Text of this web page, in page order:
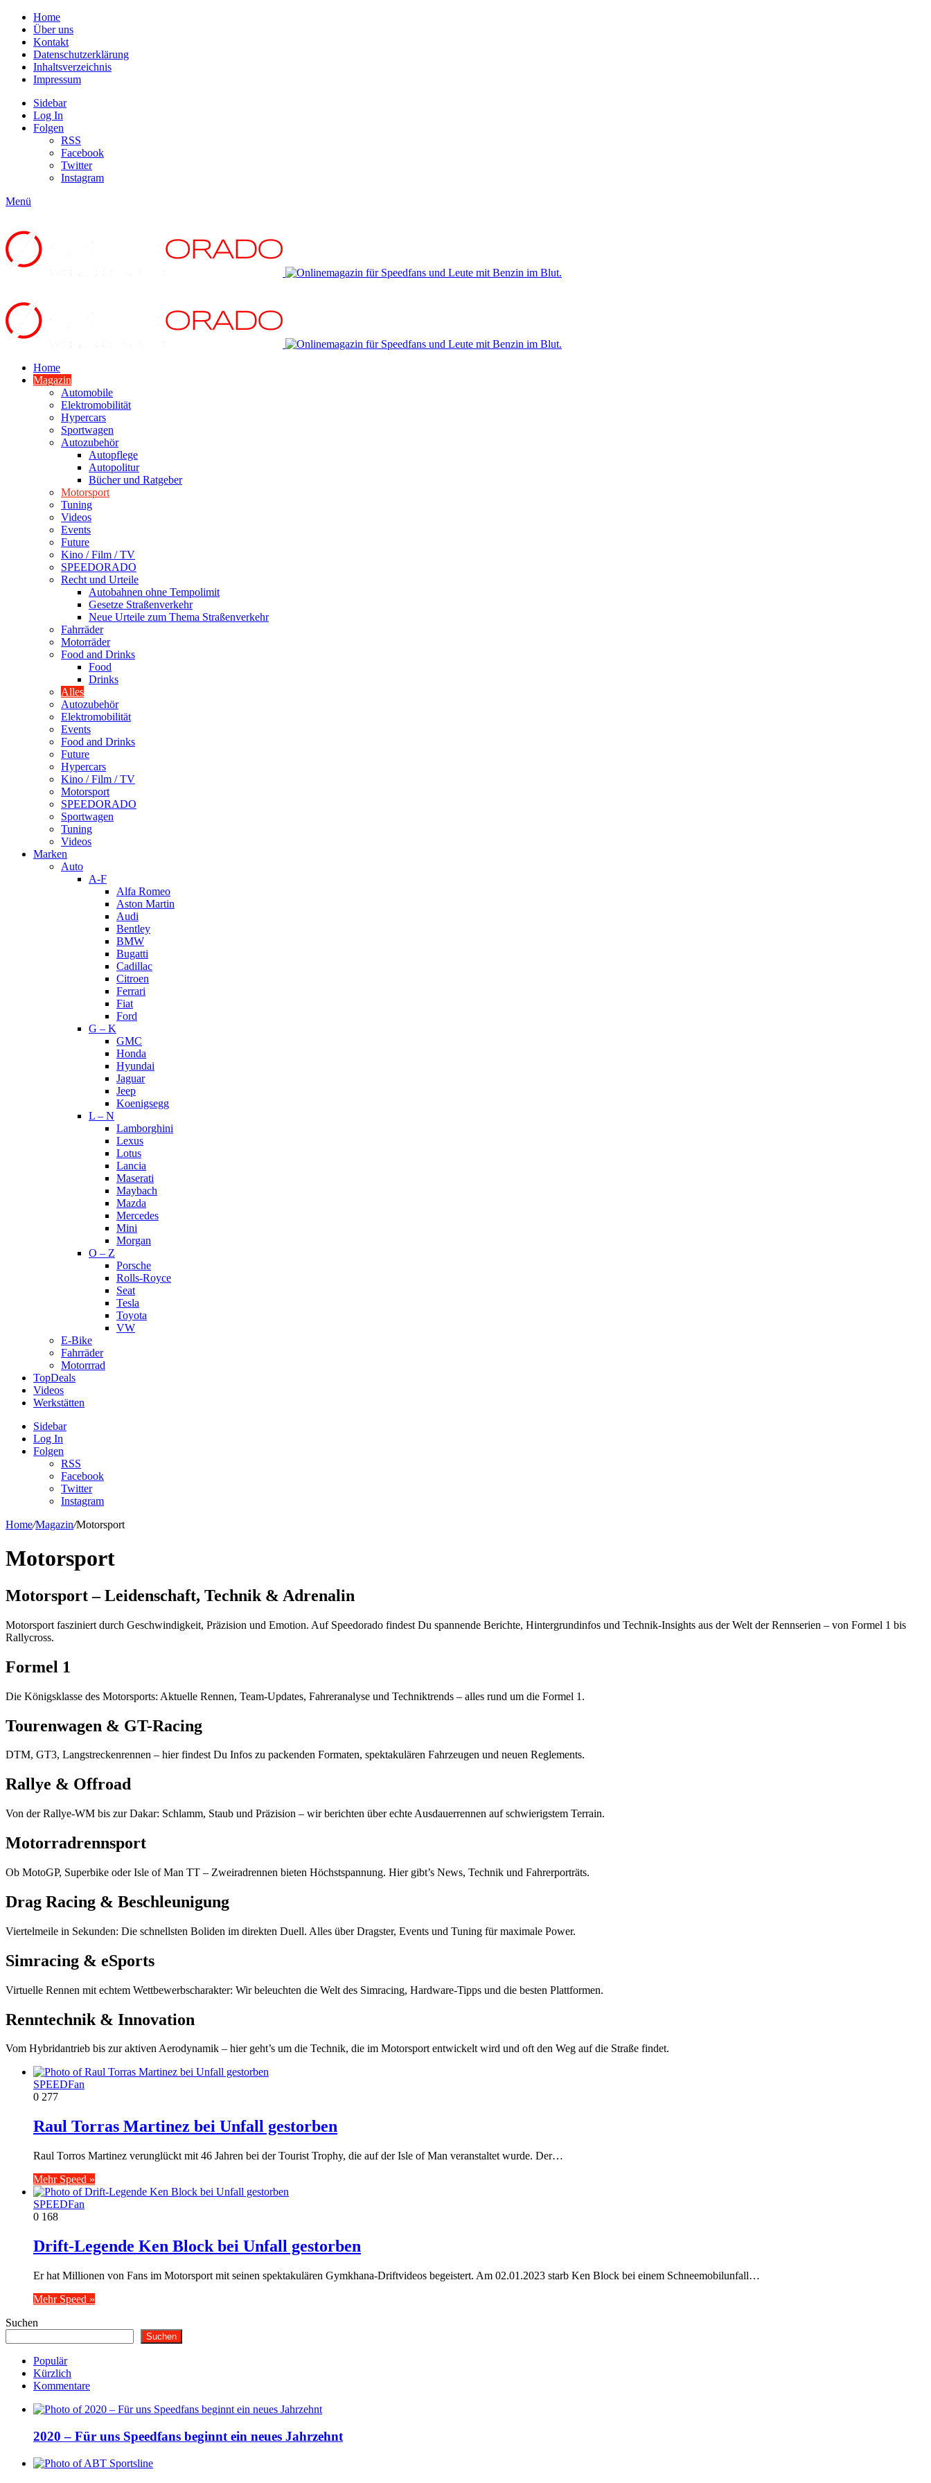
Home
Über uns
Kontakt
Datenschutzerklärung
Inhaltsverzeichnis
Impressum
Sidebar
Log In
Folgen
RSS
Facebook
Twitter
Instagram
Menü
Home
Magazin
Automobile
Elektromobilität
Hypercars
Sportwagen
Autozubehör
Autopflege
Autopolitur
Bücher und Ratgeber
Motorsport
Tuning
Videos
Events
Future
Kino / Film / TV
SPEEDORADO
Recht und Urteile
Autobahnen ohne Tempolimit
Gesetze Straßenverkehr
Neue Urteile zum Thema Straßenverkehr
Fahrräder
Motorräder
Food and Drinks
Food
Drinks
Alles
Autozubehör
Elektromobilität
Events
Food and Drinks
Future
Hypercars
Kino / Film / TV
Motorsport
SPEEDORADO
Sportwagen
Tuning
Videos
Marken
Auto
A-F
Alfa Romeo
Aston Martin
Audi
Bentley
BMW
Bugatti
Cadillac
Citroen
Ferrari
Fiat
Ford
G – K
GMC
Honda
Hyundai
Jaguar
Jeep
Koenigsegg
L – N
Lamborghini
Lexus
Lotus
Lancia
Maserati
Maybach
Mazda
Mercedes
Mini
Morgan
O – Z
Porsche
Rolls-Royce
Seat
Tesla
Toyota
VW
E-Bike
Fahrräder
Motorrrad
TopDeals
Videos
Werkstätten
Sidebar
Log In
Folgen
RSS
Facebook
Twitter
Instagram
Home/Magazin/Motorsport
Motorsport
Motorsport – Leidenschaft, Technik & Adrenalin
Motorsport fasziniert durch Geschwindigkeit, Präzision und Emotion. Auf Speedorado findest Du spannende Berichte, Hintergrundinfos und Technik-Insights aus der Welt der Rennserien – von Formel 1 bis
Rallycross.
Formel 1
Die Königsklasse des Motorsports: Aktuelle Rennen, Team-Updates, Fahreranalyse und Techniktrends – alles rund um die Formel 1.
Tourenwagen & GT-Racing
DTM, GT3, Langstreckenrennen – hier findest Du Infos zu packenden Formaten, spektakulären Fahrzeugen und neuen Reglements.
Rallye & Offroad
Von der Rallye-WM bis zur Dakar: Schlamm, Staub und Präzision – wir berichten über echte Ausdauerrennen auf schwierigstem Terrain.
Motorradrennsport
Ob MotoGP, Superbike oder Isle of Man TT – Zweiradrennen bieten Höchstspannung. Hier gibt’s News, Technik und Fahrerporträts.
Drag Racing & Beschleunigung
Viertelmeile in Sekunden: Die schnellsten Boliden im direkten Duell. Alles über Dragster, Events und Tuning für maximale Power.
Simracing & eSports
Virtuelle Rennen mit echtem Wettbewerbscharakter: Wir beleuchten die Welt des Simracing, Hardware-Tipps und die besten Plattformen.
Renntechnik & Innovation
Vom Hybridantrieb bis zur aktiven Aerodynamik – hier geht’s um die Technik, die im Motorsport entwickelt wird und oft den Weg auf die Straße findet.
SPEEDFan
0 277
Raul Torras Martinez bei Unfall gestorben
Raul Torros Martinez verunglückt mit 46 Jahren bei der Tourist Trophy, die auf der Isle of Man veranstaltet wurde. Der…
Mehr Speed »
SPEEDFan
0 168
Drift-Legende Ken Block bei Unfall gestorben
Er hat Millionen von Fans im Motorsport mit seinen spektakulären Gymkhana-Driftvideos begeistert. Am 02.01.2023 starb Ken Block bei einem Schneemobilunfall…
Mehr Speed »
Suchen
Suchen
Populär
Kürzlich
Kommentare
2020 – Für uns Speedfans beginnt ein neues Jahrzehnt